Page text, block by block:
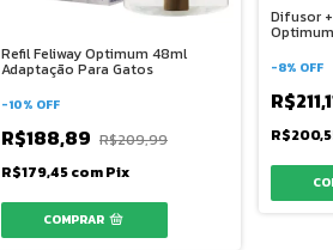
Refil Feliway Optimum 48ml
Adaptação Para Gatos
-10% OFF
R$188,89 R$209,99
R$179,45comPix
Difusor
-8% OFF